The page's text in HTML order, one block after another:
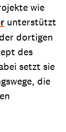
wie
unterstützt
dortigen
des
setzt sie
die